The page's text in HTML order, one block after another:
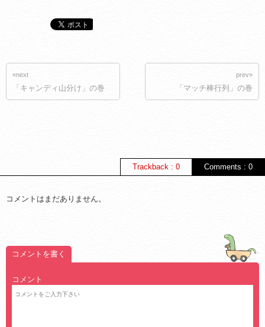
«next
「キャンディ山分け」の巻
prev»
「マッチ棒行列」の巻
Comments : 0
Trackback : 0
コメントはまだありません。
コメントを書く
コメント